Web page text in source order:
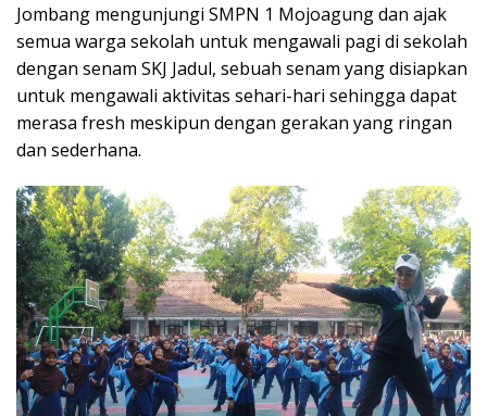
Jombang mengunjungi SMPN 1 Mojoagung dan ajak
semua warga sekolah untuk mengawali pagi di sekolah
dengan senam SKJ Jadul, sebuah senam yang disiapkan
untuk mengawali aktivitas sehari-hari sehingga dapat
merasa fresh meskipun dengan gerakan yang ringan
dan sederhana.